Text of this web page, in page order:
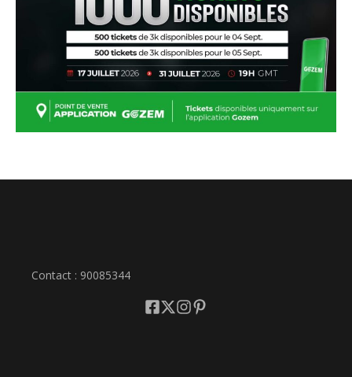
Contact : 90085344